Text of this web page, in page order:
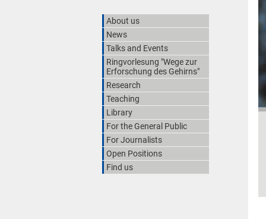
About us
News
Talks and Events
Ringvorlesung "Wege zur
Erforschung des Gehirns"
Research
Teaching
Library
For the General Public
For Journalists
Open Positions
Find us